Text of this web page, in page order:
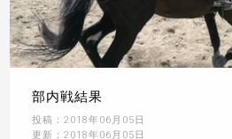
部内戦結果
投稿：2018年06月05日
更新：2018年06月05日